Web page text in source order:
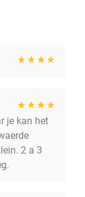
je kan het
2 a 3